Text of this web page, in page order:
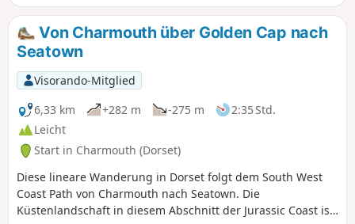
Von Charmouth über Golden Cap nach
Seatown
Visorando-Mitglied
6,33 km
+282 m -275 m
2:35 Std.
Leicht
Start in Charmouth (Dorset)
Diese lineare Wanderung in Dorset folgt dem South West
Coast Path von Charmouth nach Seatown. Die
Küstenlandschaft in diesem Abschnitt der Jurassic Coast ist